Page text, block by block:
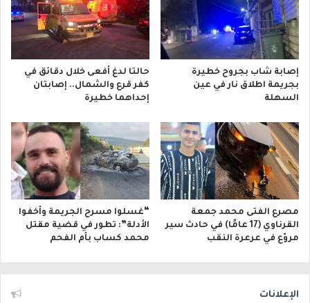
إصابة شاب بجروح خطيرة
بجريمة اطلاق نار في عين
السهلة
حالتا لدغ أفعى خلال دقائق في
كفر قرع والشمال.. إصابتان
إحداهما خطيرة
مصرع الفتى محمد جمعة
القرناوي (17 عامًا) في حادث سير
مروّع في عرعرة النقب
“غسلوا مسرح الجريمة وأخفوا
الأدلة”: تطور في قضية مقتل
محمد كساب بأم الفحم
الإعلانات